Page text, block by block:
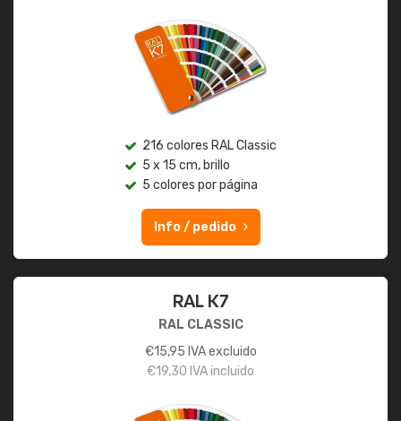
216 colores RAL Classic
5 x 15 cm, brillo
5 colores por página
Info / pedido
RAL K7
RAL CLASSIC
€15,95 IVA excluido
€19,30 IVA incluido